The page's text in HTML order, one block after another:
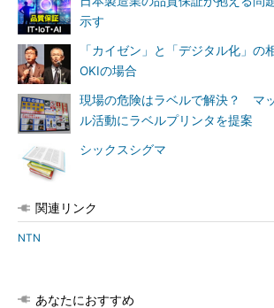
示す
「カイゼン」と「デジタル化」の
OKIの場合
現場の危険はラベルで解決？ マ
ル活動にラベルプリンタを提案
シックスシグマ
関連リンク
NTN
あなたにおすすめ